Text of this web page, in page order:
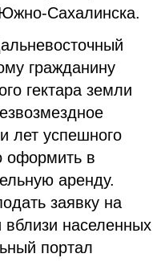
Сахалинска.
гражданину
гектара земли
лет успешного
оформить в
аренду.
заявку на
населенных
портал